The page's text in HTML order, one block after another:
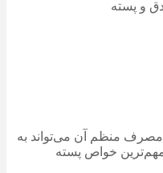
منظم آن می‌تواند به
خواص پسته